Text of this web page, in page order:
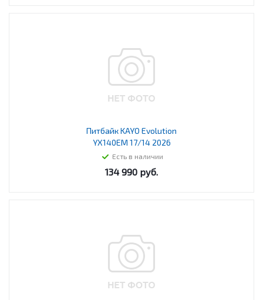
Питбайк KAYO Evolution
YX140EM 17/14 2026
Есть в наличии
134 990 руб.